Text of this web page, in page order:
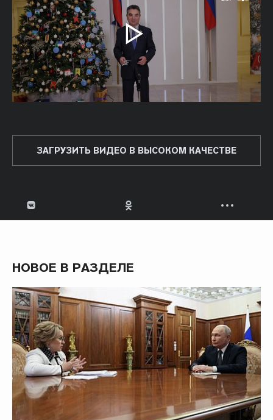
ЗАГРУЗИТЬ ВИДЕО В ВЫСОКОМ КАЧЕСТВЕ
НОВОЕ В РАЗДЕЛЕ